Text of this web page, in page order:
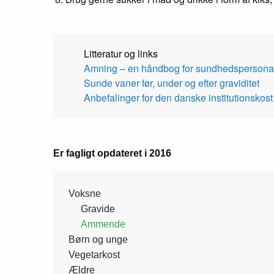
Litteratur og links
Amning – en håndbog for
Sunde vaner før, under og efter graviditet
Anbefalinger for den danske institutionskost
Er fagligt opdateret i 2016
Side
menu
Voksne
Gravide
Ammende
Børn og unge
Vegetarkost
Ældre